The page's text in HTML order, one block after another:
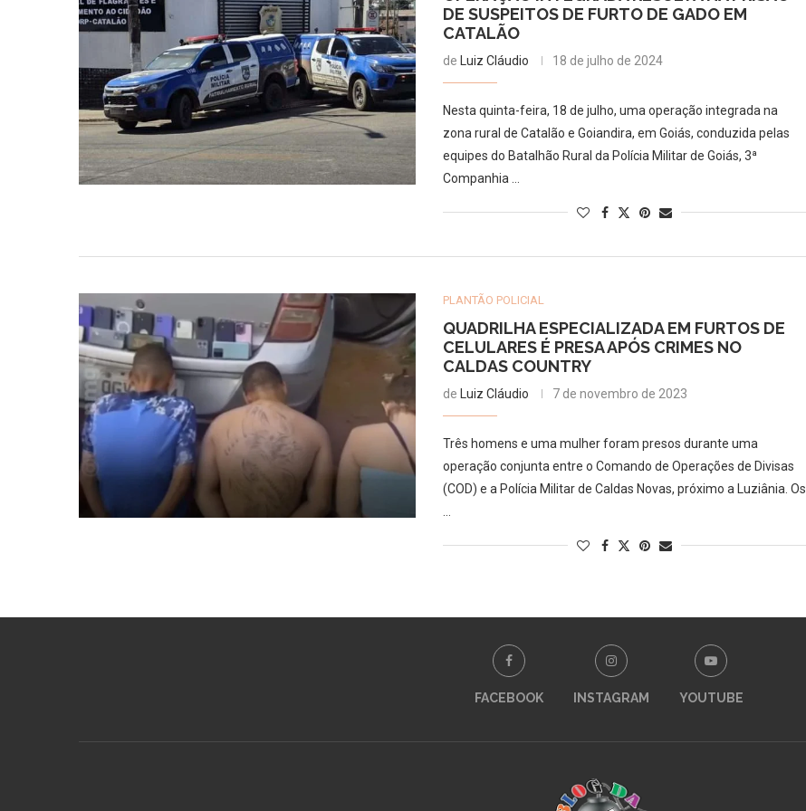
DE SUSPEITOS DE FURTO DE GADO EM
CATALÃO
de Luiz Cláudio 18 de julho de 2024
Nesta quinta-feira, 18 de julho, uma operação integrada na
zona rural de Catalão e Goiandira, em Goiás, conduzida pelas
equipes do Batalhão Rural da Polícia Militar de Goiás, 3ª
Companhia …
PLANTÃO POLICIAL
QUADRILHA ESPECIALIZADA EM FURTOS DE
CELULARES É PRESA APÓS CRIMES NO
CALDAS COUNTRY
de Luiz Cláudio 7 de novembro de 2023
Três homens e uma mulher foram presos durante uma
operação conjunta entre o Comando de Operações de Divisas
(COD) e a Polícia Militar de Caldas Novas, próximo a Luziânia. Os
FACEBOOK INSTAGRAM YOUTUBE